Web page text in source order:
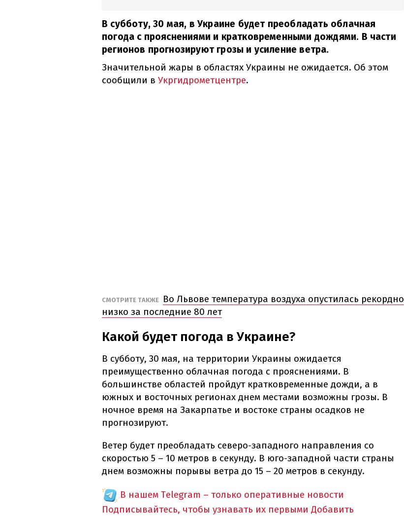
В субботу, 30 мая, в Украине будет преобладать облачная
погода с прояснениями и кратковременными дождями. В части
регионов прогнозируют грозы и усиление ветра.
Значительной жары в областях Украины не ожидается. Об этом
сообщили в Укргидрометцентре.
СМОТРИТЕ ТАКЖЕ
Во Львове температура воздуха опустилась рекордно
низко за последние 80 лет
Какой будет погода в Украине?
В субботу, 30 мая, на территории Украины ожидается
преимущественно облачная погода с прояснениями. В
большинстве областей пройдут кратковременные дожди, а в
южных и восточных регионах днем местами возможны грозы. В
ночное время на Закарпатье и востоке страны осадков не
прогнозируют.
Ветер будет преобладать северо-западного направления со
скоростью 5 – 10 метров в секунду. В юго-западной части страны
днем возможны порывы ветра до 15 – 20 метров в секунду.
В нашем Telegram – только оперативные новости
Подписывайтесь, чтобы узнавать их первыми Добавить